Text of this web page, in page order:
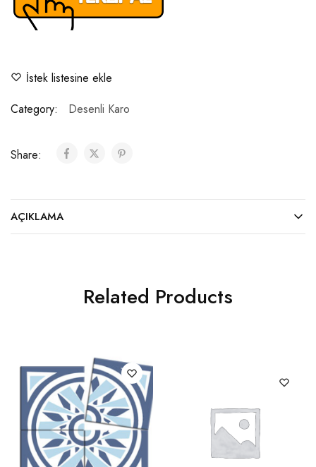
İstek listesine ekle
Category:
Desenli Karo
Share:
AÇIKLAMA
Related Products